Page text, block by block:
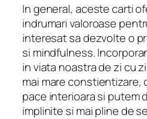
In general, aceste carti
indrumari valoroase
interesat sa dezvolte o
si mindfulness.
in viata noastra de zi cu
mai mare constientizare,
pace interioara si putem
implinite si mai pline de